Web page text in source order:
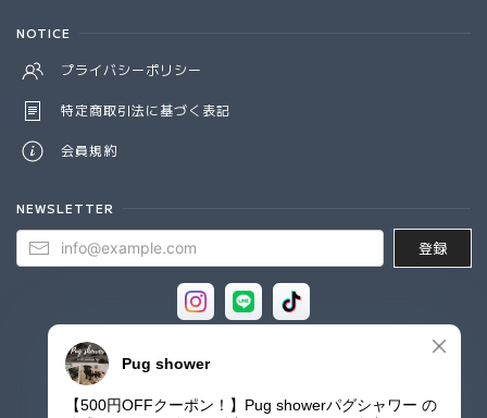
NOTICE
プライバシーポリシー
特定商取引法に基づく表記
会員規約
NEWSLETTER
登録
© Pug shower - パグシャワー パグ雑貨専門店